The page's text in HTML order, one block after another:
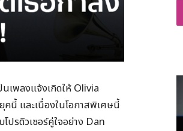
เพลงแจ้งเกิดให้ Olivia
นี้ และเนื่องในโอกาสพิเศษนี้
ปรดิวเซอร์คู่ใจอย่าง Dan